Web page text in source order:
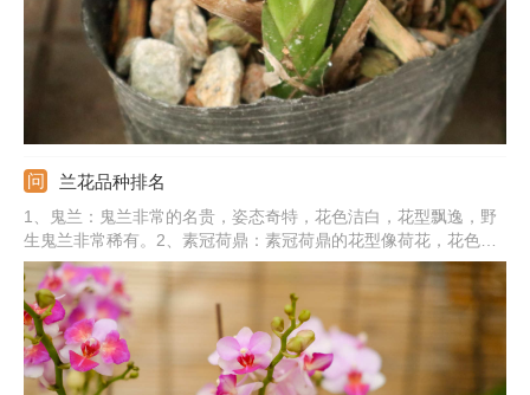
兰花品种排名
1、鬼兰：鬼兰非常的名贵，姿态奇特，花色洁白，花型飘逸，野
生鬼兰非常稀有。2、素冠荷鼎：素冠荷鼎的花型像荷花，花色素
净好看。3、荷之冠：荷之冠是莲瓣兰的一种名贵品种，花型优
美，花色丰富。4、蝴蝶兰：蝴蝶兰就像是飞舞的蝴蝶，花色绚丽
多彩。5、其他：还有翡翠兰、石斛兰、墨兰、建兰、春兰、蕙兰
等品种。